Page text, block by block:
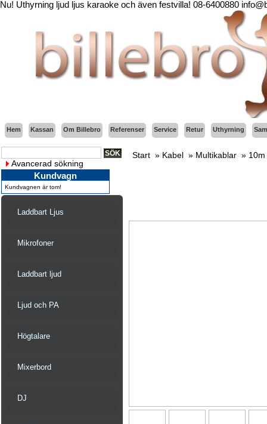
Nu! Uthyrning ljud ljus karaoke och även festvilla! 08-6400880
Hem Kassan Om Billebro Referenser Service Retur Uthyrning
Avancerad sökning
Kundvagn
Kundvagnen är tom!
Laddbart Ljus
Mikrofoner
Laddbart ljud
Ljud och PA
Högtalare
Mixerbord
DJ
Start » Kabel » Multikablar »